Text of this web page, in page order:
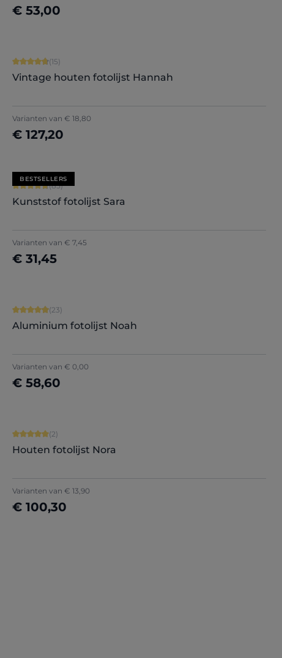
€ 53,00
Nu configureren
Gemiddelde waardering van 4.87 van 5 sterren
(15)
Vintage houten fotolijst Hannah
Varianten van € 18,80
€ 127,20
Nu configureren
BESTSELLERS
Gemiddelde waardering van 4.71 van 5 sterren
(85)
Kunststof fotolijst Sara
Varianten van € 7,45
€ 31,45
Nu configureren
Gemiddelde waardering van 4.91 van 5 sterren
(23)
Aluminium fotolijst Noah
Varianten van € 0,00
€ 58,60
Nu configureren
Gemiddelde waardering van 5 van 5 sterren
(2)
Houten fotolijst Nora
Varianten van € 13,90
€ 100,30